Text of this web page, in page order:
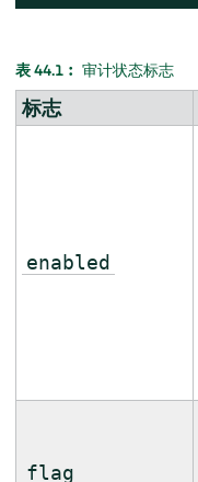
表 44.1︰ 审计状态标志
标志
enabled
flag